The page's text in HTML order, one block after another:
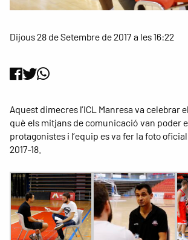
Dijous 28 de Setembre de 2017 a les 16:22
Aquest dimecres l’ICL Manresa va celebrar
què els mitjans de comunicació van poder
protagonistes i l’equip es va fer la foto
2017-18.